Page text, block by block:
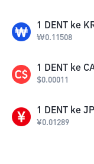
1 DENT ke
₩0.11508
1 DENT ke
$0.00011
1 DENT ke
¥0.01289